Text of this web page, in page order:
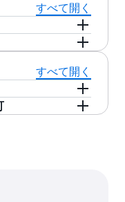
コンテナインイ
のデータに
キャッシュを作
ルシステム、ま
クする高速キャ
File Cache は、
レクトリの統合
ので、データセ
きます。
すべて開く
コマンドライン
で作成できま
ることで、キャ
ソフトウェ
このフルマネ
量が満杯に近づ
自動で解放する
せずにワークロ
すべて開く
のエンドポ
し、Amazon
がキャッシュ